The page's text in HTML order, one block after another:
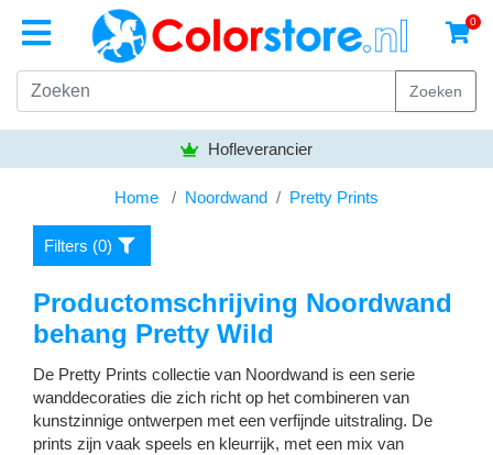
0
Zoeken
Hofleverancier
Home Noordwand Pretty Prints
Filters (0)
Productomschrijving Noordwand
behang Pretty Wild
De Pretty Prints collectie van Noordwand is een serie
wanddecoraties die zich richt op het combineren van
kunstzinnige ontwerpen met een verfijnde uitstraling. De
prints zijn vaak speels en kleurrijk, met een mix van